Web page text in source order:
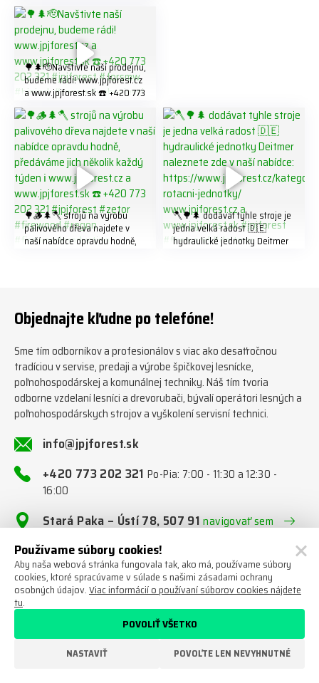
K8W5t7i6o ☎️ +420 773 202
321 #jpjforest #forsmw
#firewood #
🌳🌲🫡Navštivte naší prodejnu,
budeme rádi! www.jpjforest.cz
a www.jpjforest.sk ☎️ +420 773
#biojack #regon #vahvajussi
🌳🪵🌲🪓 strojů na výrobu
palivového dřeva najdete v
naší nabídce opravdu hodně,
#firewoodproduction
🪓🌳🌲 dodávat tyhle stroje je
jedna velká radost 🇩🇪
hydraulické jednotky Deitmer
#firewood #deitmer
Objednajte kľudne po telefóne!
Sme tím odborníkov a profesionálov s viac ako desaťročnou
tradíciou v servise, predaji a výrobe špičkovej lesnícke,
poľnohospodárskej a komunálnej techniky. Náš tím tvoria
odborne vzdelaní lesníci a drevorubači, bývalí operátori lesných a
poľnohospodárskych strojov a vyškolení servisní technici.
info@jpjforest.sk
+420 773 202 321Po-Pia: 7:00 - 11:30 a 12:30 -
16:00
Stará Paka – Ústí 78, 507 91navigovať sem
Napíšte nám
Tím JPJ Forest s.r.o.
Sme tu pre Vás!
Používame súbory cookies!
Aby naša webová stránka fungovala tak, ako má, používame súbory
cookies, ktoré spracúvame v súlade s našimi zásadami ochrany
osobných údajov.Viac informácií o používaní súborov cookies nájdete
tu.
NASTAVIŤ POVOĽTE LEN NEVYHNUTNÉ
POVOLIŤ VŠETKO